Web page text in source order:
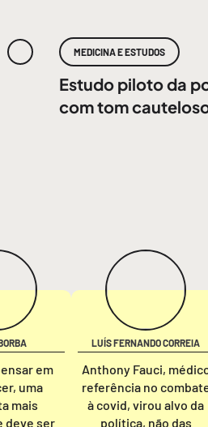
MEDICINA E ESTUDOS
Estudo piloto da
com tom
em
uma
mais
deve ser
LUÍS FERNANDO CORREIA
Anthony Fauci,
referência no
à covid, virou alvo da
política, não das